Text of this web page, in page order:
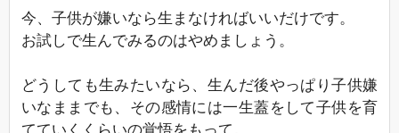
今、子供が嫌いなら生まなければいいだけです。
お試しで生んでみるのはやめましょう。
どうしても生みたいなら、生んだ後やっぱり子供嫌
いなままでも、その感情には一生蓋をして子供を育
てていくくらいの覚悟をもって。